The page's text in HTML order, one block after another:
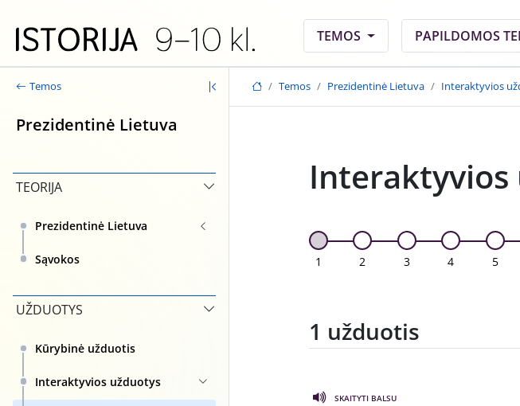
TEMOS
PAPILDOMOS
Temos
Prezidentinė Lietuva
TEORIJA
Prezidentinė Lietuva
Sąvokos
UŽDUOTYS
Kūrybinė užduotis
Interaktyvios užduotys
Temos Prezidentinė Lietuva Interaktyvios
Interaktyvios
1 2 3 4 5
1 užduotis
SKAITYTI BALSU